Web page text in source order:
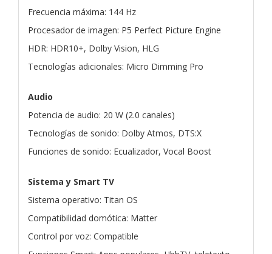
Frecuencia máxima: 144 Hz
Procesador de imagen: P5 Perfect Picture Engine
HDR: HDR10+, Dolby Vision, HLG
Tecnologías adicionales: Micro Dimming Pro
Audio
Potencia de audio: 20 W (2.0 canales)
Tecnologías de sonido: Dolby Atmos, DTS:X
Funciones de sonido: Ecualizador, Vocal Boost
Sistema y Smart TV
Sistema operativo: Titan OS
Compatibilidad domótica: Matter
Control por voz: Compatible